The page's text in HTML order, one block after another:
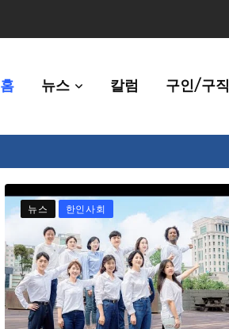
홈 뉴스 칼럼 구인/구직
뉴스 한인사회